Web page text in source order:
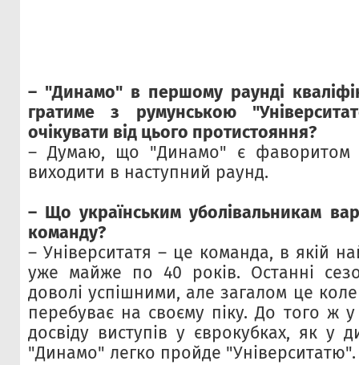
– "Динамо" в першому раунді
гратиме з румунською
очікувати від цього протистояння?
– Думаю, що "Динамо" є фаворитом
виходити в наступний раунд.
– Що українським уболівальникам
команду?
– Університатя – це команда, в якій
уже майже по 40 років. Останні
доволі успішними, але загалом це
перебуває на своєму піку. До того ж
досвіду виступів у єврокубках, як у
"Динамо" легко пройде "Університатю".